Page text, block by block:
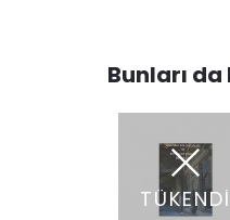
Bunları
TÜKENDİ